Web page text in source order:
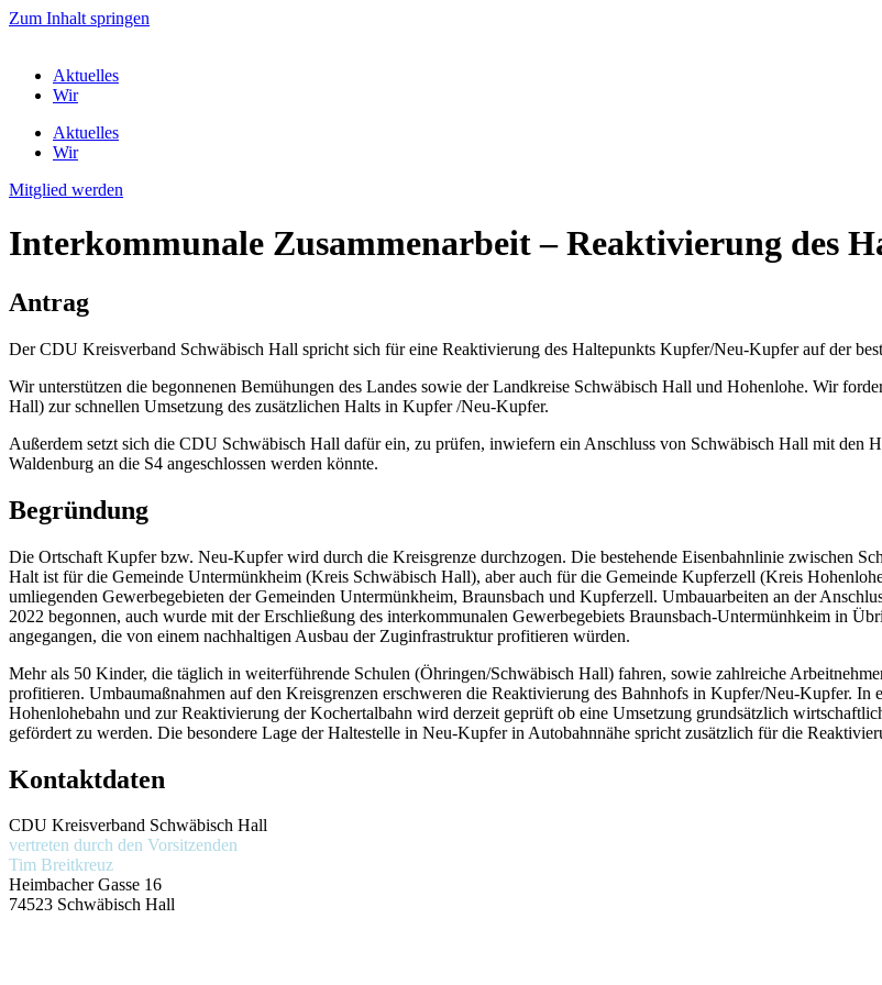
Zum Inhalt springen
Aktuelles
Wir
Aktuelles
Wir
Mitglied werden
Interkommunale Zusammenarbeit – Reaktivierung des
Antrag
Der CDU Kreisverband Schwäbisch Hall spricht sich für eine Reaktivierung des Haltepunkts Kupfer/Neu-Kupfer auf der
Wir unterstützen die begonnenen Bemühungen des Landes sowie der Landkreise Schwäbisch Hall und Hohenlohe. Wir
Hall) zur schnellen Umsetzung des zusätzlichen Halts in Kupfer /Neu-Kupfer.
Außerdem setzt sich die CDU Schwäbisch Hall dafür ein, zu prüfen, inwiefern ein Anschluss von Schwäbisch Hall mit den
Waldenburg an die S4 angeschlossen werden könnte.
Begründung
Die Ortschaft Kupfer bzw. Neu-Kupfer wird durch die Kreisgrenze durchzogen. Die bestehende Eisenbahnlinie zwischen
Halt ist für die Gemeinde Untermünkheim (Kreis Schwäbisch Hall), aber auch für die Gemeinde Kupferzell (Kreis
umliegenden Gewerbegebieten der Gemeinden Untermünkheim, Braunsbach und Kupferzell. Umbauarbeiten an der
2022 begonnen, auch wurde mit der Erschließung des interkommunalen Gewerbegebiets Braunsbach-Untermünhkeim in
angegangen, die von einem nachhaltigen Ausbau der Zuginfrastruktur profitieren würden.
Mehr als 50 Kinder, die täglich in weiterführende Schulen (Öhringen/Schwäbisch Hall) fahren, sowie zahlreiche
profitieren. Umbaumaßnahmen auf den Kreisgrenzen erschweren die Reaktivierung des Bahnhofs in Kupfer/Neu-Kupfer. In
Hohenlohebahn und zur Reaktivierung der Kochertalbahn wird derzeit geprüft ob eine Umsetzung grundsätzlich
gefördert zu werden. Die besondere Lage der Haltestelle in Neu-Kupfer in Autobahnnähe spricht zusätzlich für die
Kontaktdaten
CDU Kreisverband Schwäbisch Hall
vertreten durch den Vorsitzenden
Tim Breitkreuz
Heimbacher Gasse 16
74523 Schwäbisch Hall